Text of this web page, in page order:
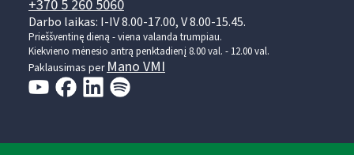
+370 5 260 5060
Darbo laikas: I-IV 8.00-17.00, V 8.00-15.45.
Prieššventinę dieną - viena valanda trumpiau.
Kiekvieno mėnesio antrą penktadienį 8.00 val. - 12.00 val.
Paklausimas perMano VMI